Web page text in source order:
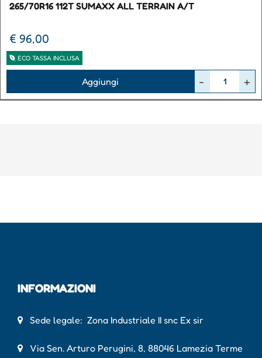
265/70R16 112T SUMAXX ALL TERRAIN A/T
€ 96,00
ECO TASSA INCLUSA
Aggiungi
INFORMAZIONI
Sede legale: Zona Industriale II snc Ex sir
Via Sen. Arturo Perugini, 8, 88046 Lamezia Terme